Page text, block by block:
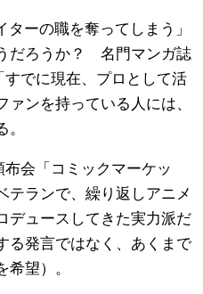
ーの職を奪ってしまう」
だろうか？ 名門マンガ誌
でに現在、プロとして活
ンを持っている人には、
会「コミックマーケッ
テランで、繰り返しアニメ
デュースしてきた実力派だ
る発言ではなく、あくまで
望）。